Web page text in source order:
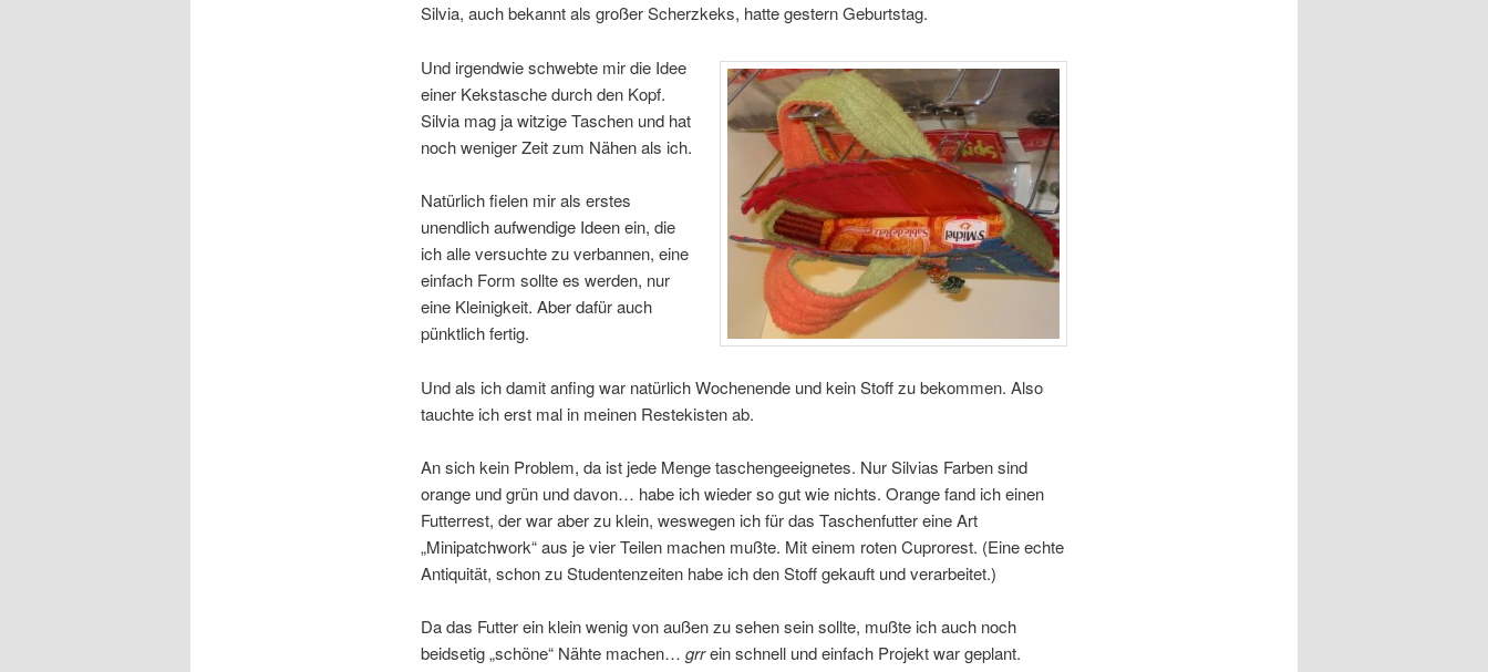
Silvia, auch bekannt als großer Scherzkeks, hatte gestern Geburtstag.
Und irgendwie schwebte mir die Idee
einer Kekstasche durch den Kopf.
Silvia mag ja witzige Taschen und hat
noch weniger Zeit zum Nähen als ich.
Natürlich fielen mir als erstes
unendlich aufwendige Ideen ein, die
ich alle versuchte zu verbannen, eine
einfach Form sollte es werden, nur
eine Kleinigkeit. Aber dafür auch
pünktlich fertig.
Und als ich damit anfing war natürlich Wochenende und kein Stoff zu bekommen. Also
tauchte ich erst mal in meinen Restekisten ab.
An sich kein Problem, da ist jede Menge taschengeeignetes. Nur Silvias Farben sind
orange und grün und davon… habe ich wieder so gut wie nichts. Orange fand ich einen
Futterrest, der war aber zu klein, weswegen ich für das Taschenfutter eine Art
„Minipatchwork“ aus je vier Teilen machen mußte. Mit einem roten Cuprorest. (Eine echte
Antiquität, schon zu Studentenzeiten habe ich den Stoff gekauft und verarbeitet.)
Da das Futter ein klein wenig von außen zu sehen sein sollte, mußte ich auch noch
beidsetig „schöne“ Nähte machen… grrein schnell und einfach Projekt war geplant.